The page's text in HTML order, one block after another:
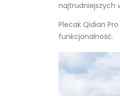
najtrudniejszych
Plecak Qidian
funkcjonalność.